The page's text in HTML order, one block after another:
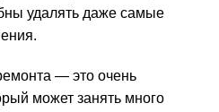
удалять даже самые
— это очень
может занять много